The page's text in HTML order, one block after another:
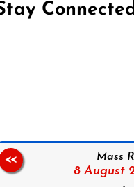
Mass
8 August
<<